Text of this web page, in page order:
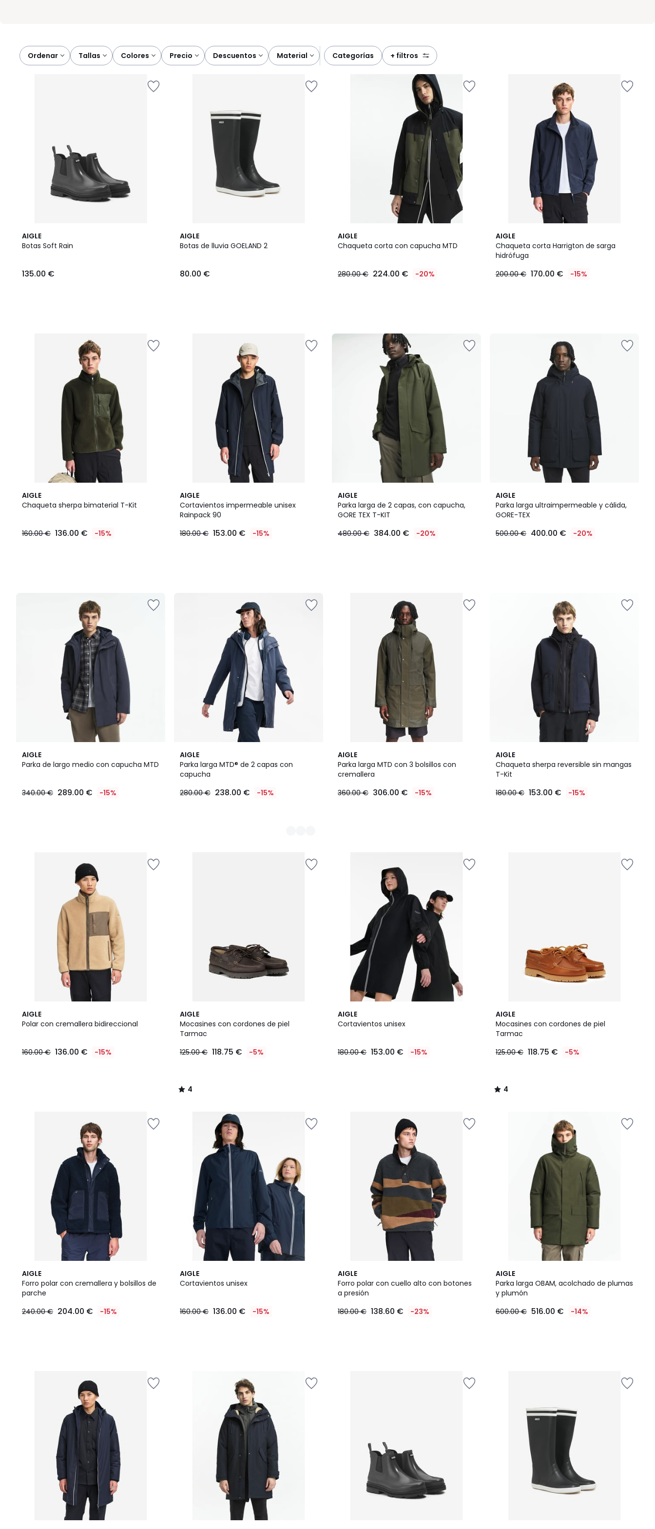
Ordenar tallas colores precio descuentos material categorías + filtros
AIGLE
Botas Soft Rain
€.
135.00 €
AIGLE
Botas de lluvia GOELAND 2
80.00 €
AIGLE
Chaqueta corta con capucha MTD
280.00 € 224.00 € -20%
AIGLE
Chaqueta corta Harrigton de sarga
hidrófuga
200.00 € 170.00 € -15%
AIGLE
Chaqueta sherpa bimaterial T-Kit
160.00 € 136.00 € -15%
AIGLE
Cortavientos impermeable unisex
Rainpack 90
180.00 € 153.00 € -15%
AIGLE
Parka larga de 2 capas, con capucha,
GORE TEX T-KIT
480.00 € 384.00 € -20%
AIGLE
Parka larga ultraimpermeable y cálida,
GORE-TEX
500.00 € 400.00 € -20%
AIGLE
Parka de largo medio con capucha MTD
340.00 € 289.00 € -15%
AIGLE
Parka larga MTD® de 2 capas con
capucha
280.00 € 238.00 € -15%
2
Colores
AIGLE
Parka larga MTD con 3 bolsillos con
cremallera
360.00 € 306.00 € -15%
AIGLE
Chaqueta sherpa reversible sin mangas
T-Kit
180.00 € 153.00 € -15%
AIGLE
Polar con cremallera bidireccional
160.00 € 136.00 € -15%
AIGLE
Mocasines con cordones de piel
Tarmac
125.00 € 118.75 € -5%
4
/
5
4
/
AIGLE
Cortavientos unisex
180.00 € 153.00 € -15%
AIGLE
Mocasines con cordones de piel
Tarmac
125.00 € 118.75 € -5%
4
/
5
4
/
AIGLE
Forro polar con cremallera y bolsillos de
parche
240.00 € 204.00 € -15%
AIGLE
Cortavientos unisex
160.00 € 136.00 € -15%
AIGLE
Forro polar con cuello alto con botones
a presión
180.00 € 138.60 € -23%
AIGLE
Parka larga OBAM, acolchado de plumas
y plumón
600.00 € 516.00 € -14%